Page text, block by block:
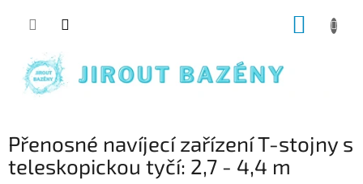
Přenosné navíjecí zařízení T-stojny s
teleskopickou tyčí: 2,7 - 4,4 m